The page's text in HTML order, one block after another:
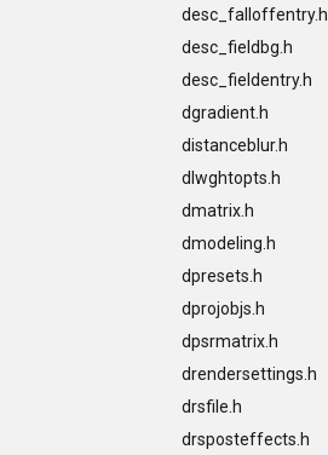
desc_falloffentry.h
desc_fieldbg.h
desc_fieldentry.h
dgradient.h
distanceblur.h
dlwghtopts.h
dmatrix.h
dmodeling.h
dpresets.h
dprojobjs.h
dpsrmatrix.h
drendersettings.h
drsfile.h
drsposteffects.h